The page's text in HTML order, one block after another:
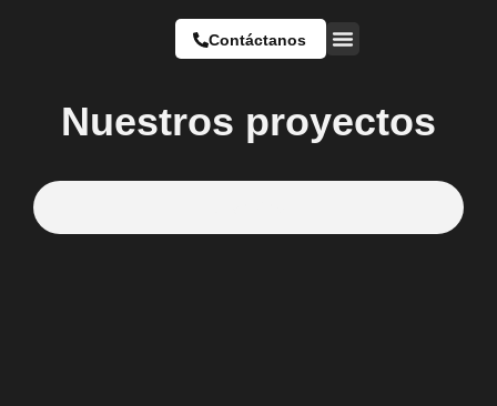
Contáctanos
PORTAFOLIO
Nuestros proyectos